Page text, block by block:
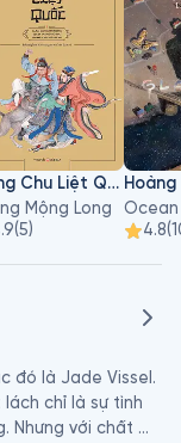
Đông Chu Liệt Quốc - Tập 3
Mộng Long
(5)
Ocean
4.8(
đó là Jade Vissel.
chỉ là sự tình
Nhưng với chất